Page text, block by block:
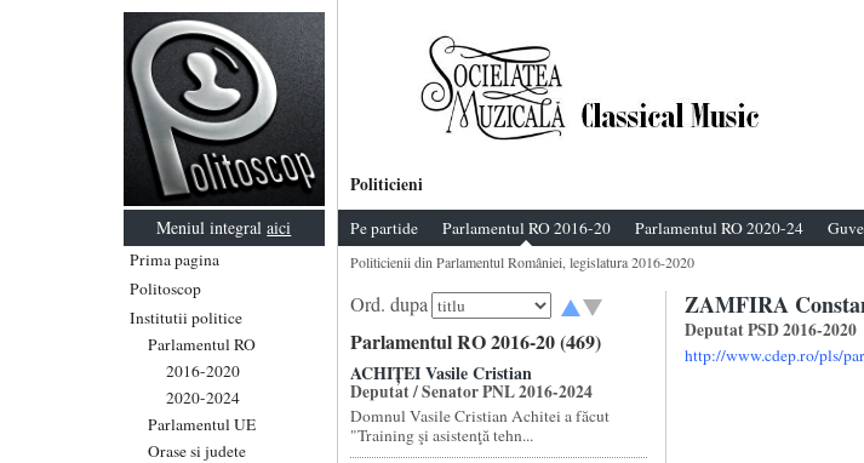
Meniul integralaici
Prima pagina
Politoscop
Institutii politice
Parlamentul RO
2016-2020
2020-2024
Parlamentul UE
Orase si judete
Politicieni
Pe partide Parlamentul RO 2016-20 Parlamentul RO 2020-24
Politicienii din Parlamentul României, legislatura 2016-2020
Ord. dupa
Parlamentul RO 2016-20 (469)
ACHIȚEI Vasile Cristian
Deputat / Senator PNL 2016-2024
Domnul Vasile Cristian Achitei a făcut
"Training şi asistenţă tehn...
ZAMFIRA
Deputat PSD 2016-2020
http://www.cdep.ro/pls/